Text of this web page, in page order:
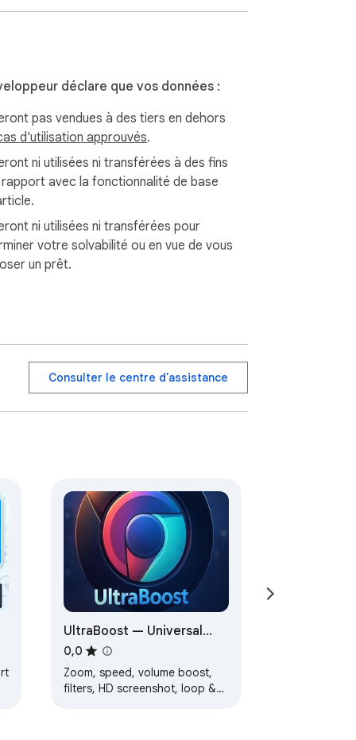
déclare que vos données :
pas vendues à des tiers en dehors
d'utilisation approuvés.
ni utilisées ni transférées à des fins
rapport avec la fonctionnalité de base
ni utilisées ni transférées pour
votre solvabilité ou en vue de vous
un prêt.
Consulter le centre d'assistance
UltraBoost — Universal
Video Enhancer
0,0
Zoom, speed, volume boost,
filters, HD screenshot, loop &